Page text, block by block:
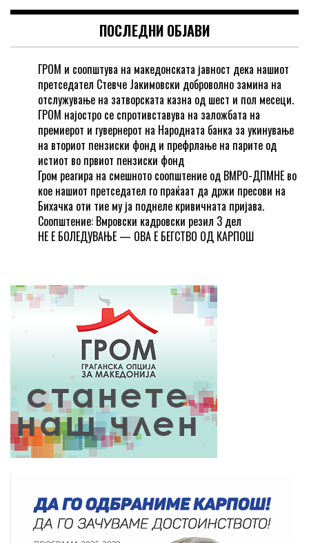
ПОСЛЕДНИ ОБЈАВИ
ГРОМ и соопштува на македонската јавност дека нашиот
претседател Стевче Јакимовски доброволно замина на
отслужување на затворската казна од шест и пол месеци.
ГРОМ најостро се спротивставува на заложбата на
премиерот и гувернерот на Народната банка за укинување
на вториот пензиски фонд и префрлање на парите од
истиот во првиот пензиски фонд
Гром реагира на смешното соопштение од ВМРО-ДПМНЕ во
кое нашиот претседател го праќаат да држи пресови на
Бихачка оти тие му ја поднеле кривичната пријава.
Соопштение: Вмровски кадровски резил 3 дел
НЕ Е БОЛЕДУВАЊЕ — ОВА Е БЕГСТВО ОД КАРПОШ